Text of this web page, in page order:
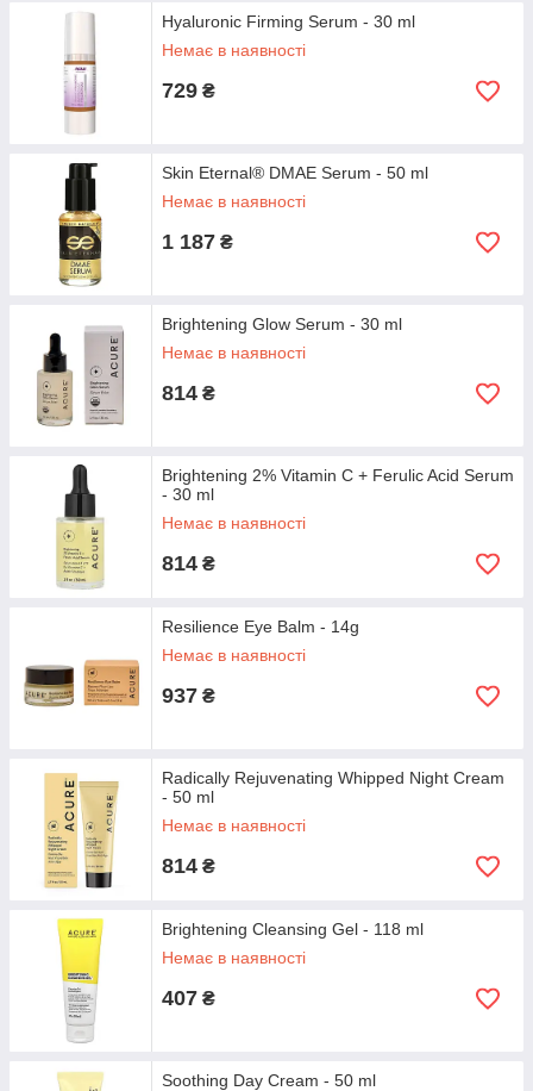
Hyaluronic Firming Serum - 30 ml
Немає в наявності
729 ₴
Skin Eternal® DMAE Serum - 50 ml
Немає в наявності
1 187 ₴
Brightening Glow Serum - 30 ml
Немає в наявності
814 ₴
Brightening 2% Vitamin C + Ferulic Acid Serum
- 30 ml
Немає в наявності
814 ₴
Resilience Eye Balm - 14g
Немає в наявності
937 ₴
Radically Rejuvenating Whipped Night Cream
- 50 ml
Немає в наявності
814 ₴
Brightening Cleansing Gel - 118 ml
Немає в наявності
407 ₴
Soothing Day Cream - 50 ml